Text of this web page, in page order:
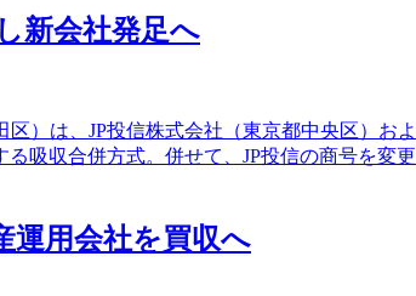
新会社発足へ
）は、JP投信株式会社（東京都中央区）
吸収合併方式。併せて、JP投信の商号を変
運用会社を買収へ